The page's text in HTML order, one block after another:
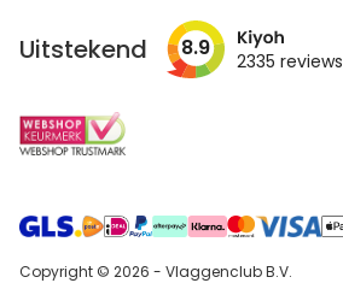
Uitstekend 8.9 2335 reviews
Copyright © 2026 - Vlaggenclub B.V.